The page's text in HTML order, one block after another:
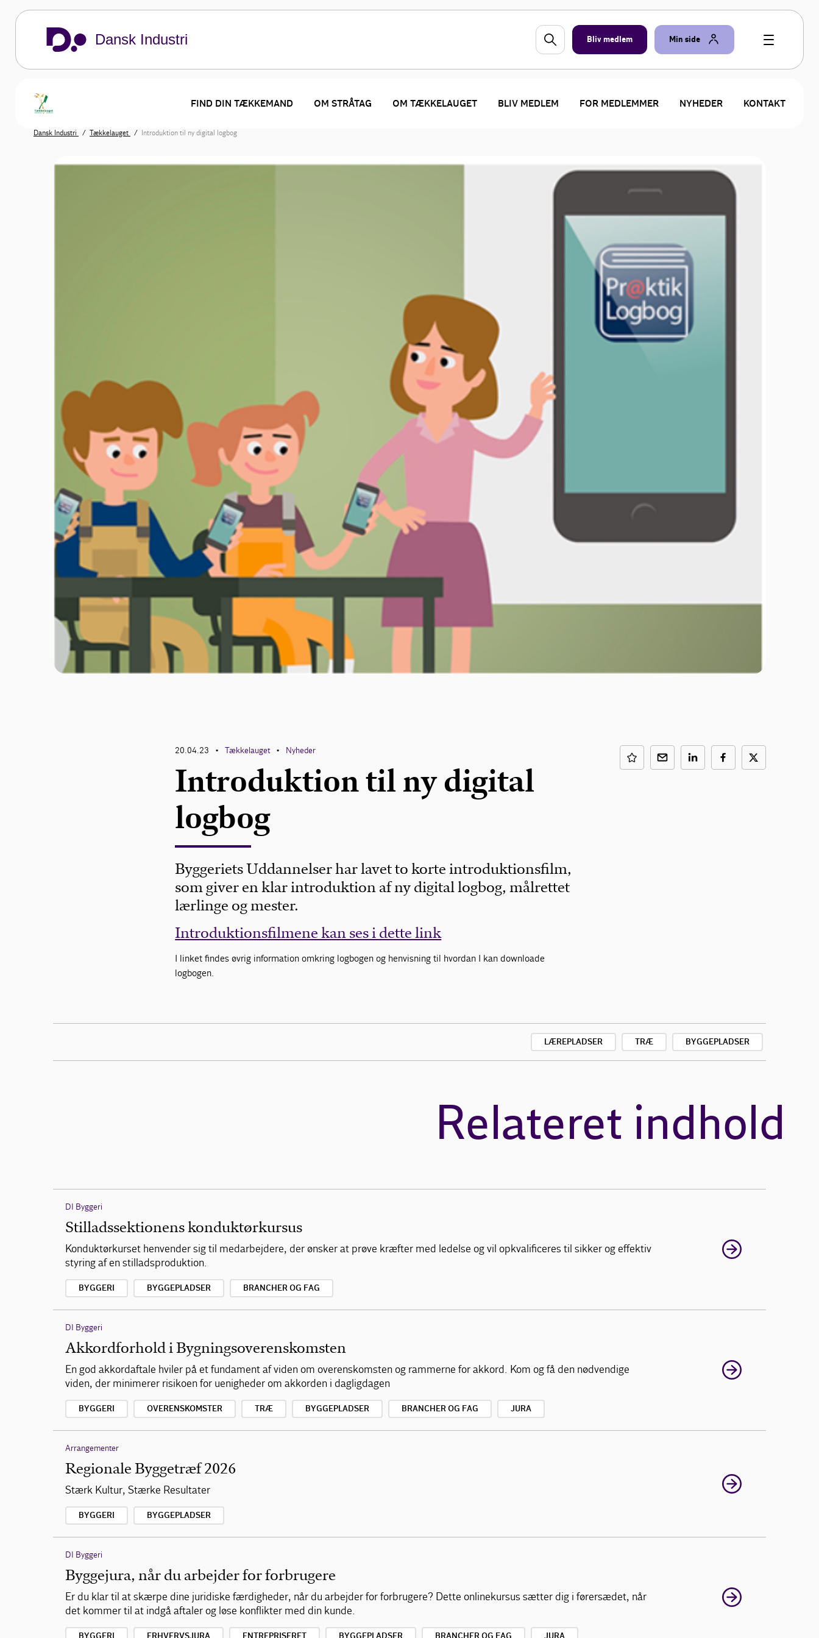
Dansk Industri Bliv medlem Min side
FIND DIN TÆKKEMAND OM STRÅTAG OM TÆKKELAUGET BLIV MEDLEM FOR MEDLEMMER NYHEDER KONTAKT
Dansk Industri Tækkelauget Introduktion til ny digital logbog
20.04.23 • Tækkelauget • Nyheder
Introduktion til ny digital
logbog
Byggeriets Uddannelser har lavet to korte introduktionsfilm,
som giver en klar introduktion af ny digital logbog, målrettet
lærlinge og mester.
Introduktionsfilmene kan ses i dette link
I linket findes øvrig information omkring logbogen og henvisning til hvordan I kan downloade
logbogen.
LÆREPLADSER TRÆ BYGGEPLADSER
Relateret indhold
DI Byggeri
Stilladssektionens konduktørkursus
Konduktørkurset henvender sig til medarbejdere, der ønsker at prøve kræfter med ledelse og vil opkvalificeres til sikker og effektiv
styring af en stilladsproduktion.
BYGGERI BYGGEPLADSER BRANCHER OG FAG
DI Byggeri
Akkordforhold i Bygningsoverenskomsten
En god akkordaftale hviler på et fundament af viden om overenskomsten og rammerne for akkord. Kom og få den nødvendige
viden, der minimerer risikoen for uenigheder om akkorden i dagligdagen
BYGGERI OVERENSKOMSTER TRÆ BYGGEPLADSER BRANCHER OG FAG JURA
Arrangementer
Regionale Byggetræf 2026
Stærk Kultur, Stærke Resultater
BYGGERI BYGGEPLADSER
DI Byggeri
Byggejura, når du arbejder for forbrugere
Er du klar til at skærpe dine juridiske færdigheder, når du arbejder for forbrugere? Dette onlinekursus sætter dig i førersædet, når
det kommer til at indgå aftaler og løse konflikter med din kunde.
BYGGERI ERHVERVSJURA ENTREPRISERET BYGGEPLADSER BRANCHER OG FAG JURA